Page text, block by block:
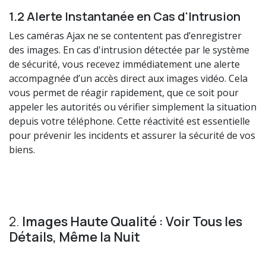
1.2 Alerte Instantanée en Cas d'Intrusion
Les caméras Ajax ne se contentent pas d’enregistrer
des images. En cas d'intrusion détectée par le système
de sécurité, vous recevez immédiatement une alerte
accompagnée d’un accès direct aux images vidéo. Cela
vous permet de réagir rapidement, que ce soit pour
appeler les autorités ou vérifier simplement la situation
depuis votre téléphone. Cette réactivité est essentielle
pour prévenir les incidents et assurer la sécurité de vos
biens.
2. Images Haute Qualité : Voir Tous les
Détails, Même la Nuit